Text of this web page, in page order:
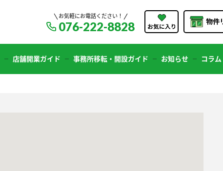
お気軽にお電話ください！
076-222-8828
店舗開業ガイド 事務所移転・開設ガイド お知らせ コラム